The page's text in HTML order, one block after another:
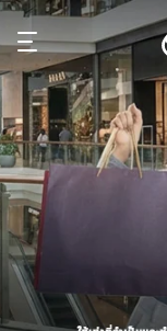
ค้นหา
ลูกค้าบุคคล
ลูกค้าธุรกิจ
กิจการธนาคารต่างประเทศ